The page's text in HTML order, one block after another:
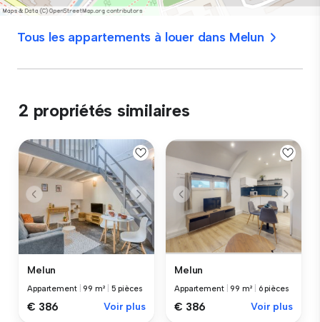
Tous les appartements à louer dans Melun
2 propriétés similaires
Melun
Appartement |99 m² 5 pièces
€ 386 Voir plus
Melun
Appartement |99 m² 6 pièces
€ 386 Voir plus